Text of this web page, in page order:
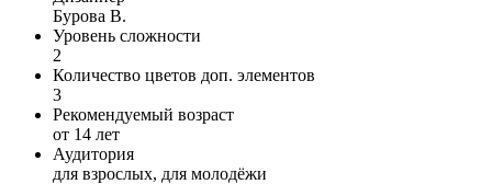
Бурова В.
Уровень сложности
2
Количество цветов доп. элементов
3
Рекомендуемый возраст
от 14 лет
Аудитория
для взрослых, для молодёжи